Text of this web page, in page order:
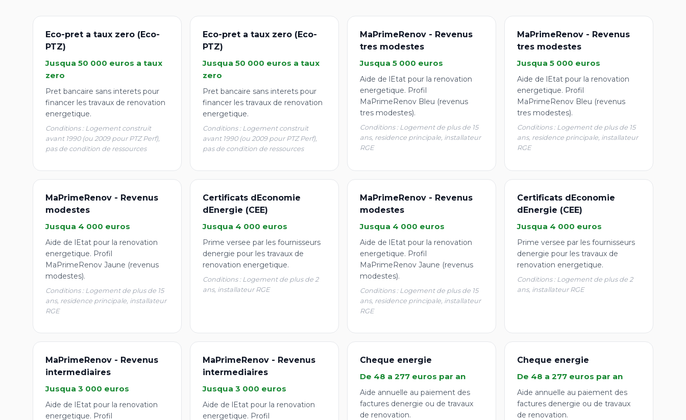
Eco-pret a taux zero (Eco-
PTZ)
Jusqua 50 000 euros a taux
zero
Pret bancaire sans interets pour
financer les travaux de renovation
energetique.
Conditions : Logement construit
avant 1990 (ou 2009 pour PTZ Perf),
pas de condition de ressources
Eco-pret a taux zero (Eco-
PTZ)
Jusqua 50 000 euros a taux
zero
Pret bancaire sans interets pour
financer les travaux de renovation
energetique.
Conditions : Logement construit
avant 1990 (ou 2009 pour PTZ Perf),
pas de condition de ressources
MaPrimeRenov - Revenus
tres modestes
Jusqua 5 000 euros
Aide de lEtat pour la renovation
energetique. Profil
MaPrimeRenov Bleu (revenus
tres modestes).
Conditions : Logement de plus de 15
ans, residence principale, installateur
RGE
MaPrimeRenov - Revenus
tres modestes
Jusqua 5 000 euros
Aide de lEtat pour la renovation
energetique. Profil
MaPrimeRenov Bleu (revenus
tres modestes).
Conditions : Logement de plus de 15
ans, residence principale, installateur
RGE
MaPrimeRenov - Revenus
modestes
Jusqua 4 000 euros
Aide de lEtat pour la renovation
energetique. Profil
MaPrimeRenov Jaune (revenus
modestes).
Conditions : Logement de plus de 15
ans, residence principale, installateur
RGE
Certificats dEconomie
dEnergie (CEE)
Jusqua 4 000 euros
Prime versee par les fournisseurs
denergie pour les travaux de
renovation energetique.
Conditions : Logement de plus de 2
ans, installateur RGE
MaPrimeRenov - Revenus
modestes
Jusqua 4 000 euros
Aide de lEtat pour la renovation
energetique. Profil
MaPrimeRenov Jaune (revenus
modestes).
Conditions : Logement de plus de 15
ans, residence principale, installateur
RGE
Certificats dEconomie
dEnergie (CEE)
Jusqua 4 000 euros
Prime versee par les fournisseurs
denergie pour les travaux de
renovation energetique.
Conditions : Logement de plus de 2
ans, installateur RGE
MaPrimeRenov - Revenus
intermediaires
Jusqua 3 000 euros
Aide de lEtat pour la renovation
energetique. Profil
MaPrimeRenov - Revenus
intermediaires
Jusqua 3 000 euros
Aide de lEtat pour la renovation
energetique. Profil
Cheque energie
De 48 a 277 euros par an
Aide annuelle au paiement des
factures denergie ou de travaux
de renovation.
Cheque energie
De 48 a 277 euros par an
Aide annuelle au paiement des
factures denergie ou de travaux
de renovation.